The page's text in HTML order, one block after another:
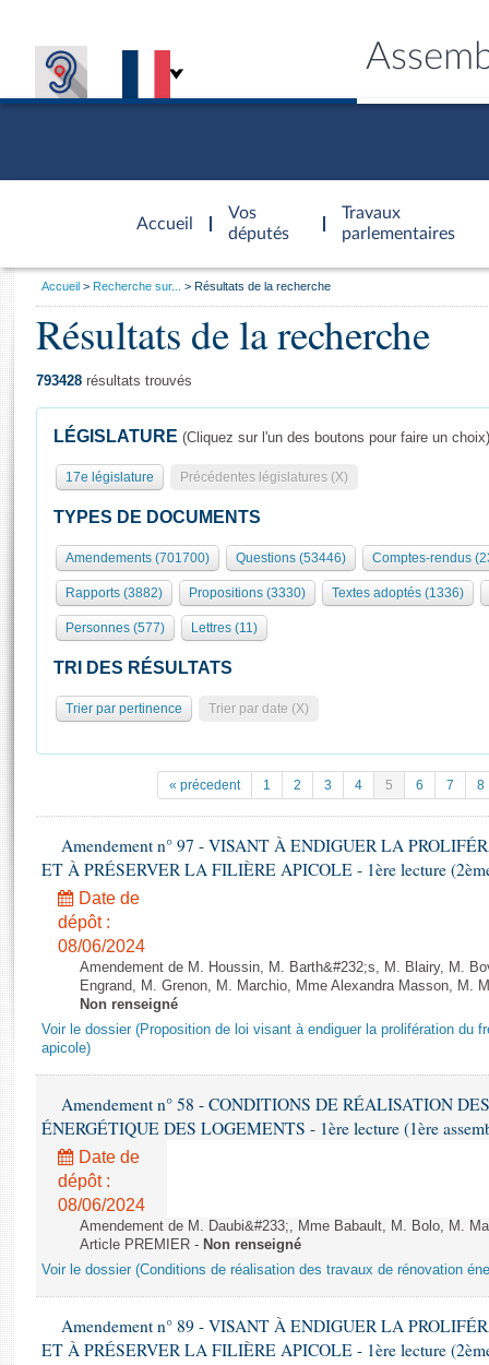
Accueil
d'accueil
Vos
députés
Travaux
parlementaires
Présidence
577 députés
Groupes politiques
Élections législatives
Séance publique
Commissions et autres organes
Europe et International
Contrôle et évaluation
Congrès
Pétitions
Documents parlementaires
Propositions de loi
Amendements
Textes adoptés
Rapports d'information
Rapports d'enquête
Rapports législatifs
Rapports sur l'application des lois
Dossiers législatifs
Budget et sécurité sociale
Questions écrites et orales
Comptes rendus des débats
Général
Rôle et pouvoirs de l'Assemblée
Organisation de l'Assemblée
Présidence Conférence des Présidents Bureau Collège des
Statistiques et chiffres clés
Transparence et déontologie
Histoire
Juniors
Anciennes législatures
Liens vers les sites publics
Visiter l'Assemblée
Visite virtuelle du palais Bourbon
Assister à une séance
Accès des chercheurs à l’Assemblée
Les évènements
Photos libres de droit
Vous
Accueil Recherche sur... Résultats de la recherche
Résultats de la recherche
793428 résultats trouvés
LÉGISLATURE (Cliquez sur l'un des boutons pour faire un choix)
17e législature Précédentes législatures (X)
TYPES DE DOCUMENTS
Amendements (701700) Questions (53446) Comptes-rendus
Rapports (3882) Propositions (3330) Textes adoptés (1336)
Personnes (577) Lettres (11)
TRI DES RÉSULTATS
Trier par pertinence Trier par date (X)
« précedent 1 2 3 4 5 6 7 8
Amendement n° 97 - VISANT À ENDIGUER LA
ET À PRÉSERVER LA FILIÈRE APICOLE - 1ère lecture
Date de
dépôt :
08/06/2024
Amendement de M. Houssin, M. Barth&#232;s, M. Blairy, M.
Engrand, M. Grenon, M. Marchio, Mme Alexandra Masson, M.
Non renseigné
Voir le dossier (Proposition de loi visant à endiguer la prolifération du
apicole)
Amendement n° 58 - CONDITIONS DE RÉALISATION
ÉNERGÉTIQUE DES LOGEMENTS - 1ère lecture (1ère
Date de
dépôt :
08/06/2024
Amendement de M. Daubi&#233;, Mme Babault, M. Bolo, M.
Article PREMIER - Non renseigné
Voir le dossier (Conditions de réalisation des travaux de rénovation
Amendement n° 89 - VISANT À ENDIGUER LA
ET À PRÉSERVER LA FILIÈRE APICOLE - 1ère lecture